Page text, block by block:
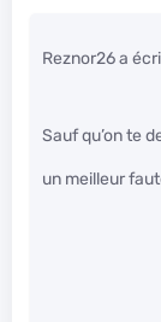
Reznor26 a
Sauf qu’on te
un meilleur